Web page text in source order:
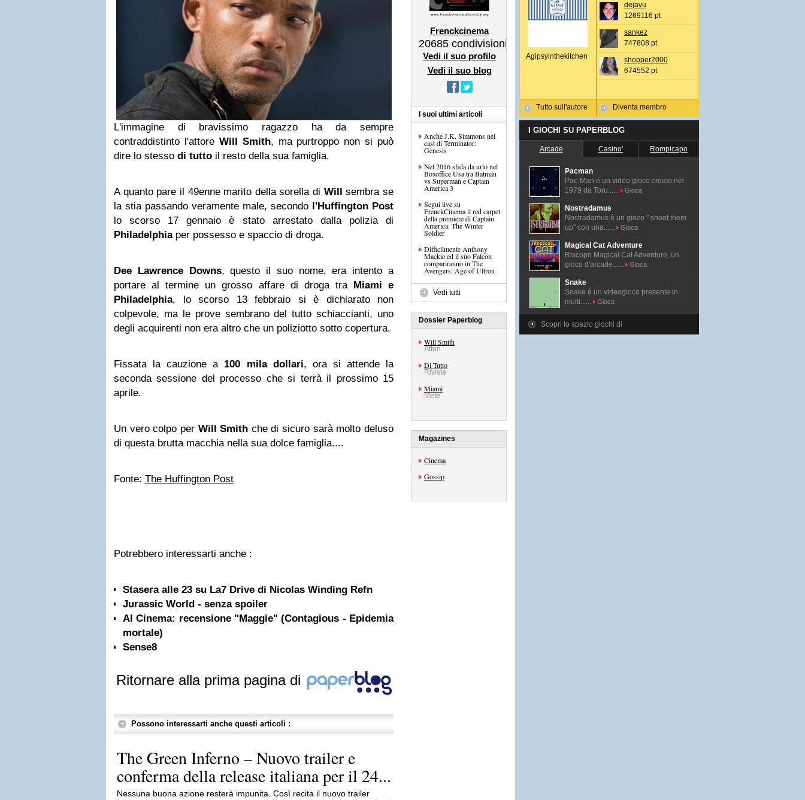
L'immagine di bravissimo ragazzo ha da sempre
contraddistinto l'attore Will Smith, ma purtroppo non si può
dire lo stesso di tutto il resto della sua famiglia.
A quanto pare il 49enne marito della sorella di Willsembra se
la stia passando veramente male, secondo l'Huffington Post
lo scorso 17 gennaio è stato arrestato dalla polizia di
Philadelphia per possesso e spaccio di droga.
Dee Lawrence Downs, questo il suo nome, era intento a
portare al termine un grosso affare di droga tra Miami e
Philadelphia, lo scorso 13 febbraio si è dichiarato non
colpevole, ma le prove sembrano del tutto schiaccianti, uno
degli acquirenti non era altro che un poliziotto sotto copertura.
Fissata la cauzione a 100 mila dollari, ora si attende la
seconda sessione del processo che si terrà il prossimo 15
aprile.
Un vero colpo per Will Smith che di sicuro sarà molto deluso
di questa brutta macchia nella sua dolce famiglia....
Fonte: The Huffington Post
Potrebbero interessarti anche :
Stasera alle 23 su La7 Drive di Nicolas Winding Refn
Jurassic World - senza spoiler
Al Cinema: recensione "Maggie" (Contagious - Epidemia
mortale)
Sense8
Ritornare alla prima pagina di
Possono interessarti anche questi articoli :
The Green Inferno – Nuovo trailer e
conferma della release italiana per il 24...
Nessuna buona azione resterà impunita. Così recita il nuovo trailer
Frenckcinema
20685 condivisioni
Vedi il suo profilo
Vedi il suo blog
I suoi ultimi articoli
Anche J.K. Simmons nel
cast di Terminator:
Genesis
Nel 2016 sfida da urlo nel
Boxoffice Usa tra Batman
vs Superman e Captain
America 3
Segui live su
FrenckCinema il red carpet
della premiere di Captain
America: The Winter
Soldier
Difficilmente Anthony
Mackie ed il suo Falcon
compariranno in The
Avengers: Age of Ultron
Vedi tutti
Dossier Paperblog
Will Smith
Attori
Di Tutto
Riviste
Miami
Mete
Magazines
Cinema
Gossip
Agipsyinthekitchen
Tutto sull'autore
dejavu
1269116 pt
sankez
747808 pt
shopper2000
674552 pt
Diventa membro
I GIOCHI SU PAPERBLOG
Arcade Casino' Rompicapo
Pacman
Pac-Man é un video gioco creato nel
1979 da Toru......
Gioca
Nostradamus
Nostradamus è un gioco " shoot them
up" con una......
Gioca
Magical Cat Adventure
Riscopri Magical Cat Adventure, un
gioco d'arcade......
Gioca
Snake
Snake è un videogioco presente in
molti......
Gioca
Scopri lo spazio giochi di